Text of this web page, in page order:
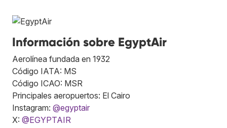
Información sobre EgyptAir
Aerolínea fundada en 1932
Código IATA: MS
Código ICAO: MSR
Principales aeropuertos: El Cairo
Instagram: @egyptair
X: @EGYPTAIR